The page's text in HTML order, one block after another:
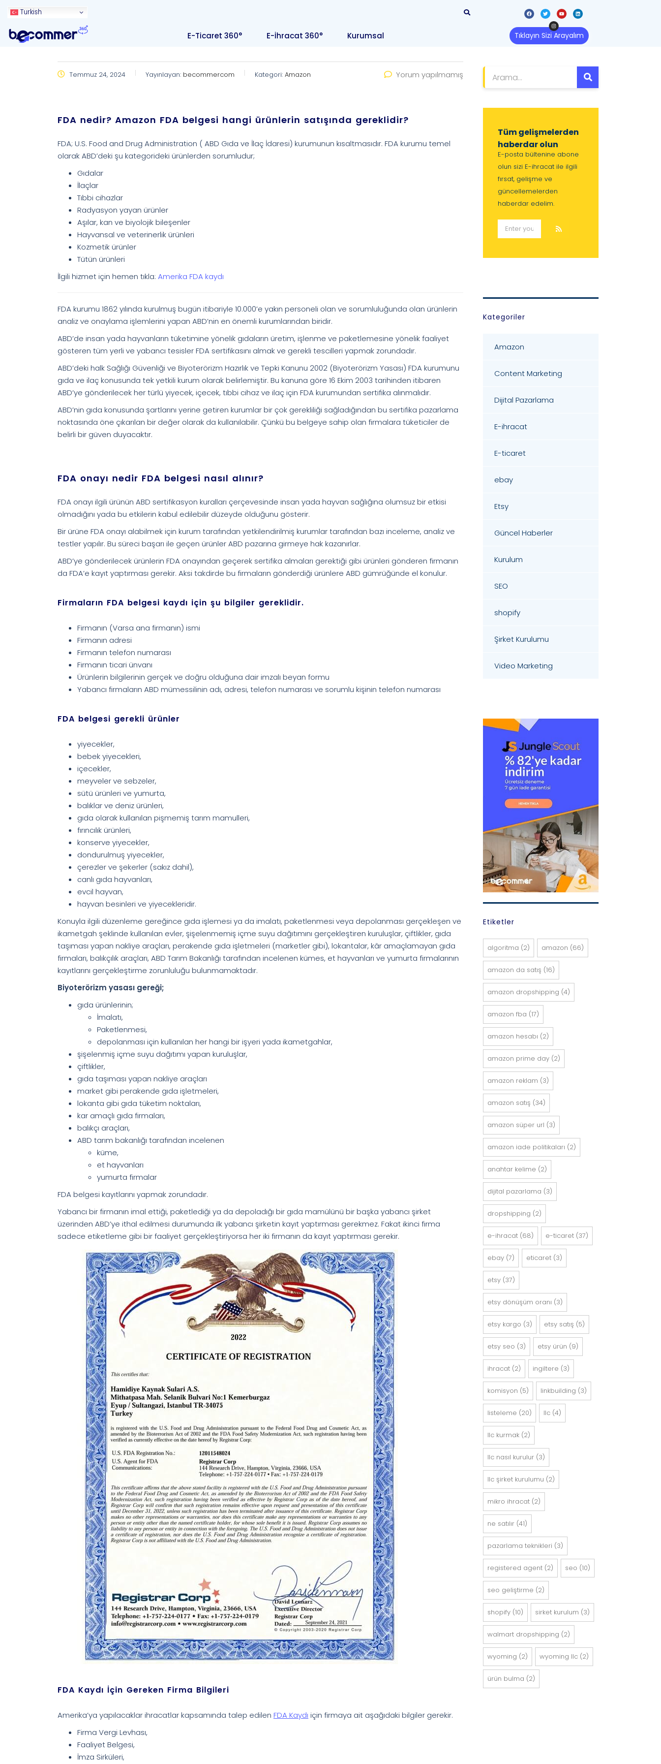
Turkish
E-Ticaret 360° E-İhracat 360° Kurumsal Tıklayın Sizi Arayalım
Temmuz 24, 2024 Yayınlayan: becommercom Kategori: Amazon Yorum yapılmamış
FDA nedir? Amazon FDA belgesi hangi ürünlerin satışında gereklidir?
FDA; U.S. Food and Drug Administration ( ABD Gıda ve İlaç İdaresi) kurumunun kısaltmasıdır. FDA kurumu temel
olarak ABD’deki şu kategorideki ürünlerden sorumludur;
Gıdalar
İlaçlar
Tıbbi cihazlar
Radyasyon yayan ürünler
Aşılar, kan ve biyolojik bileşenler
Hayvansal ve veterinerlik ürünleri
Kozmetik ürünler
Tütün ürünleri
İlgili hizmet için hemen tıkla: Amerika FDA kaydı
FDA kurumu 1862 yılında kurulmuş bugün itibariyle 10.000’e yakın personeli olan ve sorumluluğunda olan ürünlerin
analiz ve onaylama işlemlerini yapan ABD’nin en önemli kurumlarından biridir.
ABD’de insan yada hayvanların tüketimine yönelik gıdaların üretim, işlenme ve paketlemesine yönelik faaliyet
gösteren tüm yerli ve yabancı tesisler FDA sertifikasını almak ve gerekli tescilleri yapmak zorundadır.
ABD’deki halk Sağlığı Güvenliği ve Biyoterörizm Hazırlık ve Tepki Kanunu 2002 (Biyoterörizm Yasası) FDA kurumunu
gıda ve ilaç konusunda tek yetkili kurum olarak belirlemiştir. Bu kanuna göre 16 Ekim 2003 tarihinden itibaren
ABD’ye gönderilecek her türlü yiyecek, içecek, tıbbi cihaz ve ilaç için FDA kurumundan sertifika alınmalıdır.
ABD’nin gıda konusunda şartlarını yerine getiren kurumlar bir çok gerekliliği sağladığından bu sertifika pazarlama
noktasında öne çıkarılan bir değer olarak da kullanılabilir. Çünkü bu belgeye sahip olan firmalara tüketiciler de
belirli bir güven duyacaktır.
FDA onayı nedir FDA belgesi nasıl alınır?
FDA onayı ilgili ürünün ABD sertifikasyon kuralları çerçevesinde insan yada hayvan sağlığına olumsuz bir etkisi
olmadığını yada bu etkilerin kabul edilebilir düzeyde olduğunu gösterir.
Bir ürüne FDA onayı alabilmek için kurum tarafından yetkilendirilmiş kurumlar tarafından bazı inceleme, analiz ve
testler yapılır. Bu süreci başarı ile geçen ürünler ABD pazarına girmeye hak kazanırlar.
ABD’ye gönderilecek ürünlerin FDA onayından geçerek sertifika almaları gerektiği gibi ürünleri gönderen firmanın
da FDA’e kayıt yaptırması gerekir. Aksi takdirde bu firmaların gönderdiği ürünlere ABD gümrüğünde el konulur.
Firmaların FDA belgesi kaydı için şu bilgiler gereklidir.
Firmanın (Varsa ana firmanın) ismi
Firmanın adresi
Firmanın telefon numarası
Firmanın ticari ünvanı
Ürünlerin bilgilerinin gerçek ve doğru olduğuna dair imzalı beyan formu
Yabancı firmaların ABD mümessilinin adı, adresi, telefon numarası ve sorumlu kişinin telefon numarası
FDA belgesi gerekli ürünler
yiyecekler,
bebek yiyecekleri,
içecekler,
meyveler ve sebzeler,
sütü ürünleri ve yumurta,
balıklar ve deniz ürünleri,
gıda olarak kullanılan pişmemiş tarım mamulleri,
fırıncılık ürünleri,
konserve yiyecekler,
dondurulmuş yiyecekler,
çerezler ve şekerler (sakız dahil),
canlı gıda hayvanları,
evcil hayvan,
hayvan besinleri ve yiyecekleridir.
Konuyla ilgili düzenleme gereğince gıda işlemesi ya da imalatı, paketlenmesi veya depolanması gerçekleşen ve
ikametgah şeklinde kullanılan evler, şişelenmemiş içme suyu dağıtımını gerçekleştiren kuruluşlar, çiftlikler, gıda
taşıması yapan nakliye araçları, perakende gıda işletmeleri (marketler gibi), lokantalar, kâr amaçlamayan gıda
firmaları, balıkçılık araçları, ABD Tarım Bakanlığı tarafından incelenen kümes, et hayvanları ve yumurta firmalarının
kayıtlarını gerçekleştirme zorunluluğu bulunmamaktadır.
Biyoterörizm yasası gereği;
gıda ürünlerinin;
İmalatı,
Paketlenmesi,
depolanması için kullanılan her hangi bir işyeri yada ikametgahlar,
şişelenmiş içme suyu dağıtımı yapan kuruluşlar,
çiftlikler,
gıda taşıması yapan nakliye araçları
market gibi perakende gıda işletmeleri,
lokanta gibi gıda tüketim noktaları,
kar amaçlı gıda firmaları,
balıkçı araçları,
ABD tarım bakanlığı tarafından incelenen
küme,
et hayvanları
yumurta firmalar
FDA belgesi kayıtlarını yapmak zorundadır.
Yabancı bir firmanın imal ettiği, paketlediği ya da depoladığı bir gıda mamülünü bir başka yabancı şirket
üzerinden ABD’ye ithal edilmesi durumunda ilk yabancı şirketin kayıt yaptırması gerekmez. Fakat ikinci firma
sadece etiketleme gibi bir faaliyet gerçekleştiriyorsa her iki firmanın da kayıt yaptırması gerekir.
FDA Kaydı İçin Gereken Firma Bilgileri
Amerika’ya yapılacaklar ihracatlar kapsamında talep edilen FDA Kaydı için firmaya ait aşağıdaki bilgiler gerekir.
Firma Vergi Levhası,
Faaliyet Belgesi,
İmza Sirküleri,
Tüm gelişmelerden
haberdar olun
E-posta bültenine abone
olun sizi E-ihracat ile ilgili
fırsat, gelişme ve
güncellemelerden
haberdar edelim.
Kategoriler
Amazon
Content Marketing
Dijital Pazarlama
E-ihracat
E-ticaret
ebay
Etsy
Güncel Haberler
Kurulum
SEO
shopify
Şirket Kurulumu
Video Marketing
Etiketler
algoritma (2) amazon (66)
amazon da satış (16)
amazon dropshipping (4)
amazon fba (17)
amazon hesabı (2)
amazon prime day (2)
amazon reklam (3)
amazon satış (34)
amazon süper url (3)
amazon i̇ade politikaları (2)
anahtar kelime (2)
dijital pazarlama (3)
dropshipping (2)
e-ihracat (68) e-ticaret (37)
ebay (7) eticaret (3)
etsy (37)
etsy dönüşüm oranı (3)
etsy kargo (3) etsy satış (5)
etsy seo (3) etsy ürün (9)
ihracat (2) ingiltere (3)
komisyon (5) linkbuilding (3)
listeleme (20) llc (4)
llc kurmak (2)
llc nasıl kurulur (3)
llc şirket kurulumu (2)
mikro ihracat (2)
ne satılır (41)
pazarlama teknikleri (3)
registered agent (2) seo (10)
seo geli̇şti̇rme (2)
shopify (10) sirket kurulum (3)
walmart dropshipping (2)
wyoming (2) wyoming llc (2)
ürün bulma (2)